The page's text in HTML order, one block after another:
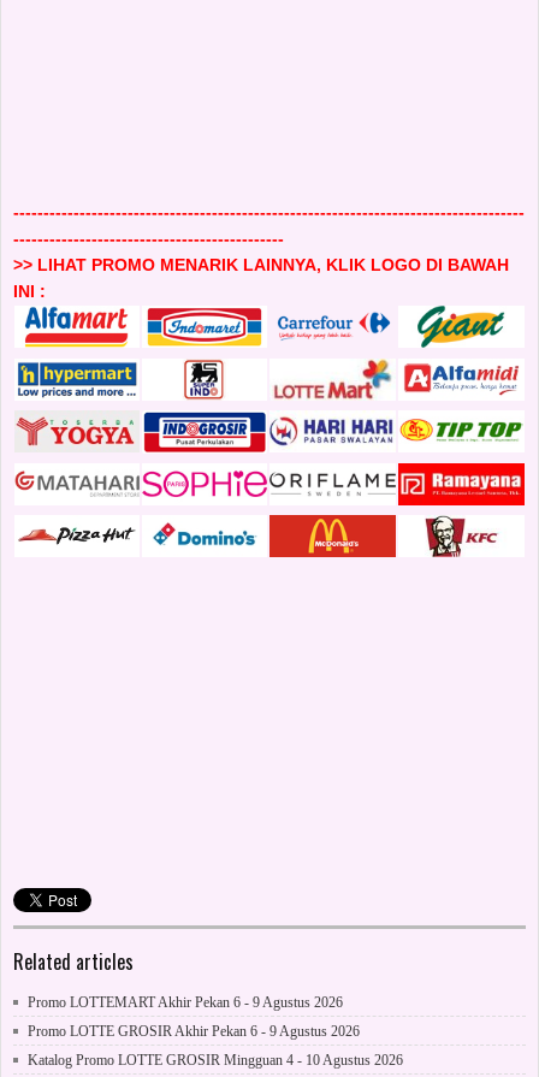
-------------------------------------------------------------------------------------
---------------------------------------------
>> LIHAT PROMO MENARIK LAINNYA, KLIK LOGO DI BAWAH
INI :
Related articles
Promo LOTTEMART Akhir Pekan 6 - 9 Agustus 2026
Promo LOTTE GROSIR Akhir Pekan 6 - 9 Agustus 2026
Katalog Promo LOTTE GROSIR Mingguan 4 - 10 Agustus 2026